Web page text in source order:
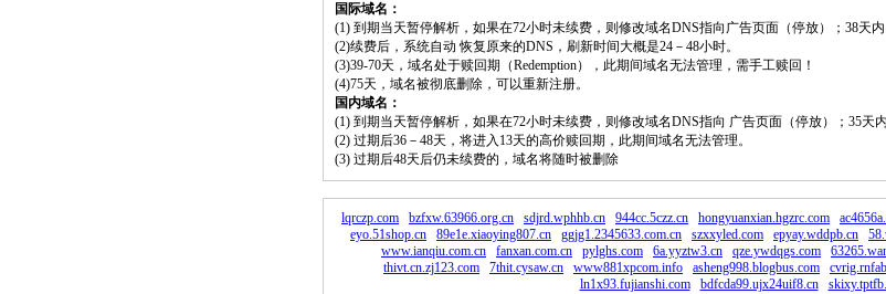
国际域名：
(1) 到期当天暂停解析，如果在72小时未续费，则修改域名DNS指向广告页面（停放）；38天内
(2)续费后，系统自动 恢复原来的DNS，刷新时间大概是24－48小时。
(3)39-70天，域名处于赎回期（Redemption），此期间域名无法管理，需手工赎回！
(4)75天，域名被彻底删除，可以重新注册。
国内域名：
(1) 到期当天暂停解析，如果在72小时未续费，则修改域名DNS指向 广告页面（停放）；35天
(2) 过期后36－48天，将进入13天的高价赎回期，此期间域名无法管理。
(3) 过期后48天后仍未续费的，域名将随时被删除
lqrczp.com bzfxw.63966.org.cn sdjrd.wphhb.cn 944cc.5czz.cn hongyuanxian.hgzrc.com
eyo.51shop.cn
89e1e.xiaoying807.cn ggjg1.2345633.com.cn szxxyled.com epyay.wddpb.cn
www.ianqiu.com.cn
fanxan.com.cn pylghs.com 6a.yyztw3.cn qze.ywdqgs.com
thivt.cn.zj123.com
7thit.cysaw.cn www881xpcom.info asheng998.blogbus.com
ln1x93.fujianshi.com
bdfcda99.ujx24uif8.cn